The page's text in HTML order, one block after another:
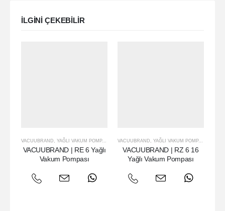
ILGINI ÇEKEBILIR
VACUUBRAND , YAĞLI VAKUM POMPASI
VACUUBRAND | RE 6 Yağlı
Vakum Pompası
VACUUBRAND , YAĞLI VAKUM POMPASI
VACUUBRAND | RZ 6 16
Yağlı Vakum Pompası